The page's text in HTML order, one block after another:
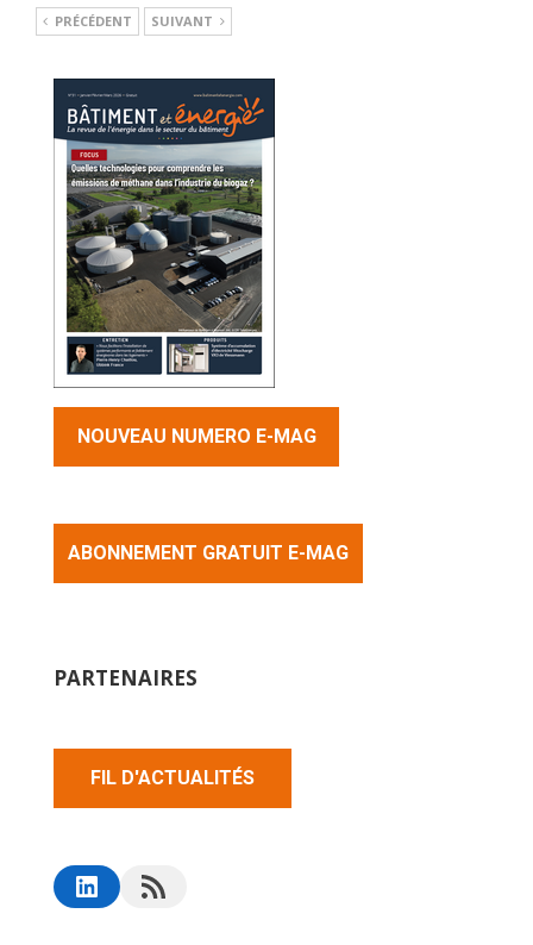
PRÉCÉDENT SUIVANT
NOUVEAU NUMERO E-MAG
ABONNEMENT GRATUIT E-MAG
PARTENAIRES
FIL D'ACTUALITÉS